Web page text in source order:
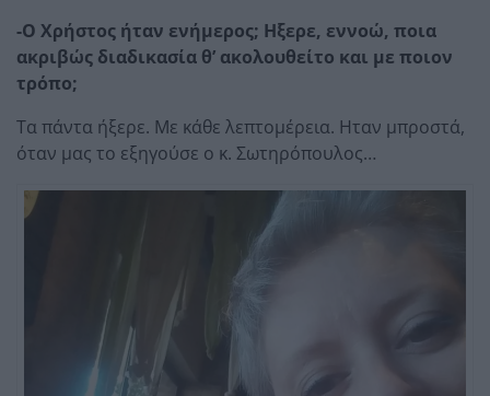
-Ο Χρήστος ήταν ενήμερος; Ηξερε, εννοώ, ποια
ακριβώς διαδικασία θ’ ακολουθείτο και με ποιον
τρόπο;
Τα πάντα ήξερε. Με κάθε λεπτομέρεια. Ηταν μπροστά,
όταν μας το εξηγούσε ο κ. Σωτηρόπουλος…